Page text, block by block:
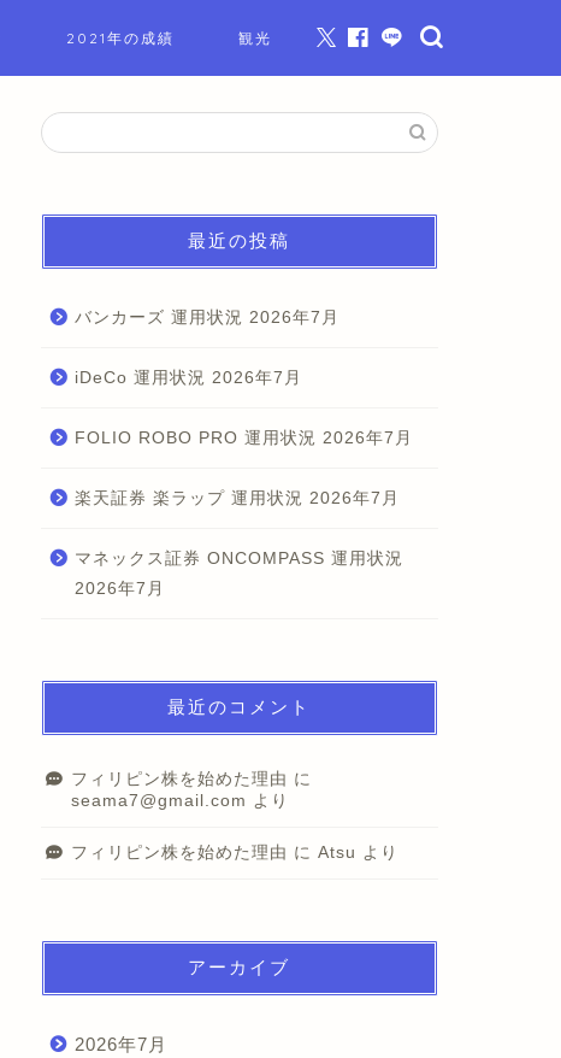
2021年の成績 観光
最近の投稿
バンカーズ 運用状況 2026年7月
iDeCo 運用状況 2026年7月
FOLIO ROBO PRO 運用状況 2026年7月
楽天証券 楽ラップ 運用状況 2026年7月
マネックス証券 ONCOMPASS 運用状況
2026年7月
最近のコメント
フィリピン株を始めた理由 に
seama7@gmail.com より
フィリピン株を始めた理由 に Atsu より
アーカイブ
2026年7月